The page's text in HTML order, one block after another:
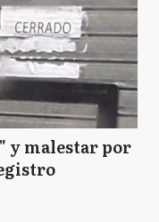
y malestar por